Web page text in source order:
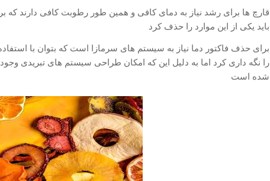
قارچ ها برای رشد نیاز به دمای کافی و همین طور رطوبت کافی دارند که
باید یکی از این موارد را حذف کرد
برای حذف فاکتور دما نیاز به سیستم های سرمازا است که بتوان با
را نگه داری کرد اما به دلیل این که امکان طراحی سیستم های تبریدی
شده است